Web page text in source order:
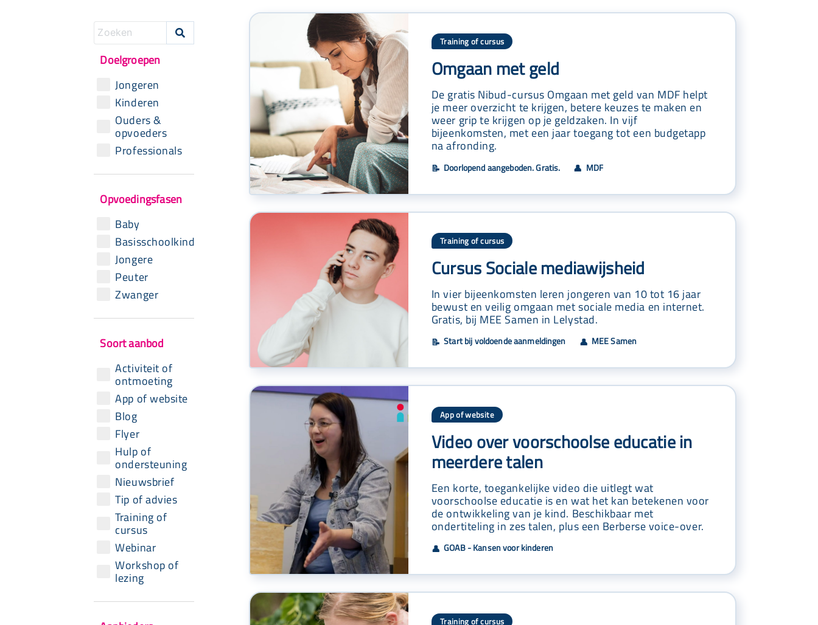

Doelgroepen
Jongeren
Kinderen
Ouders &
opvoeders
Professionals
Opvoedingsfasen
Baby
Basisschoolkind
Jongere
Peuter
Zwanger
Soort aanbod
Activiteit of
ontmoeting
App of website
Blog
Flyer
Hulp of
ondersteuning
Nieuwsbrief
Tip of advies
Training of
cursus
Webinar
Workshop of
lezing
Training of cursus
Omgaan met geld
De gratis Nibud-cursus Omgaan met geld van MDF helpt
je meer overzicht te krijgen, betere keuzes te maken en
weer grip te krijgen op je geldzaken. In vijf
bijeenkomsten, met een jaar toegang tot een budgetapp
na afronding.
📝 Doorlopend aangeboden. Gratis. 👤 MDF
Training of cursus
Cursus Sociale mediawijsheid
In vier bijeenkomsten leren jongeren van 10 tot 16 jaar
bewust en veilig omgaan met sociale media en internet.
Gratis, bij MEE Samen in Lelystad.
📝 Start bij voldoende aanmeldingen 👤 MEE Samen
App of website
Video over voorschoolse educatie in
meerdere talen
Een korte, toegankelijke video die uitlegt wat
voorschoolse educatie is en wat het kan betekenen voor
de ontwikkeling van je kind. Beschikbaar met
ondertiteling in zes talen, plus een Berberse voice-over.
👤 GOAB - Kansen voor kinderen
Training of cursus